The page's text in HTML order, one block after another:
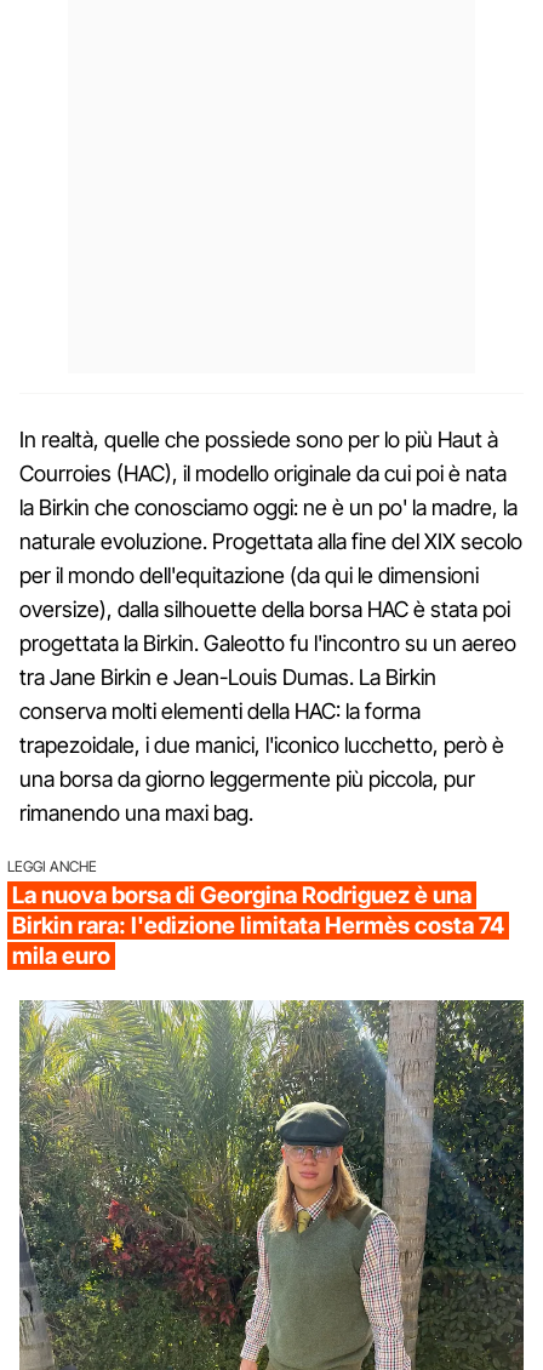
In realtà, quelle che possiede sono per lo più Haut à
Courroies (HAC), il modello originale da cui poi è nata
la Birkin che conosciamo oggi: ne è un po' la madre, la
naturale evoluzione. Progettata alla fine del XIX secolo
per il mondo dell'equitazione (da qui le dimensioni
oversize), dalla silhouette della borsa HAC è stata poi
progettata la Birkin. Galeotto fu l'incontro su un aereo
tra Jane Birkin e Jean-Louis Dumas. La Birkin
conserva molti elementi della HAC: la forma
trapezoidale, i due manici, l'iconico lucchetto, però è
una borsa da giorno leggermente più piccola, pur
rimanendo una maxi bag.
LEGGI ANCHE
La nuova borsa di Georgina Rodriguez è una
Birkin rara: l'edizione limitata Hermès costa 74
mila euro